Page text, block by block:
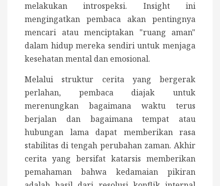
melakukan introspeksi. Insight ini
mengingatkan pembaca akan pentingnya
mencari atau menciptakan "ruang aman"
dalam hidup mereka sendiri untuk menjaga
kesehatan mental dan emosional.
Melalui struktur cerita yang bergerak
perlahan, pembaca diajak untuk
merenungkan bagaimana waktu terus
berjalan dan bagaimana tempat atau
hubungan lama dapat memberikan rasa
stabilitas di tengah perubahan zaman. Akhir
cerita yang bersifat katarsis memberikan
pemahaman bahwa kedamaian pikiran